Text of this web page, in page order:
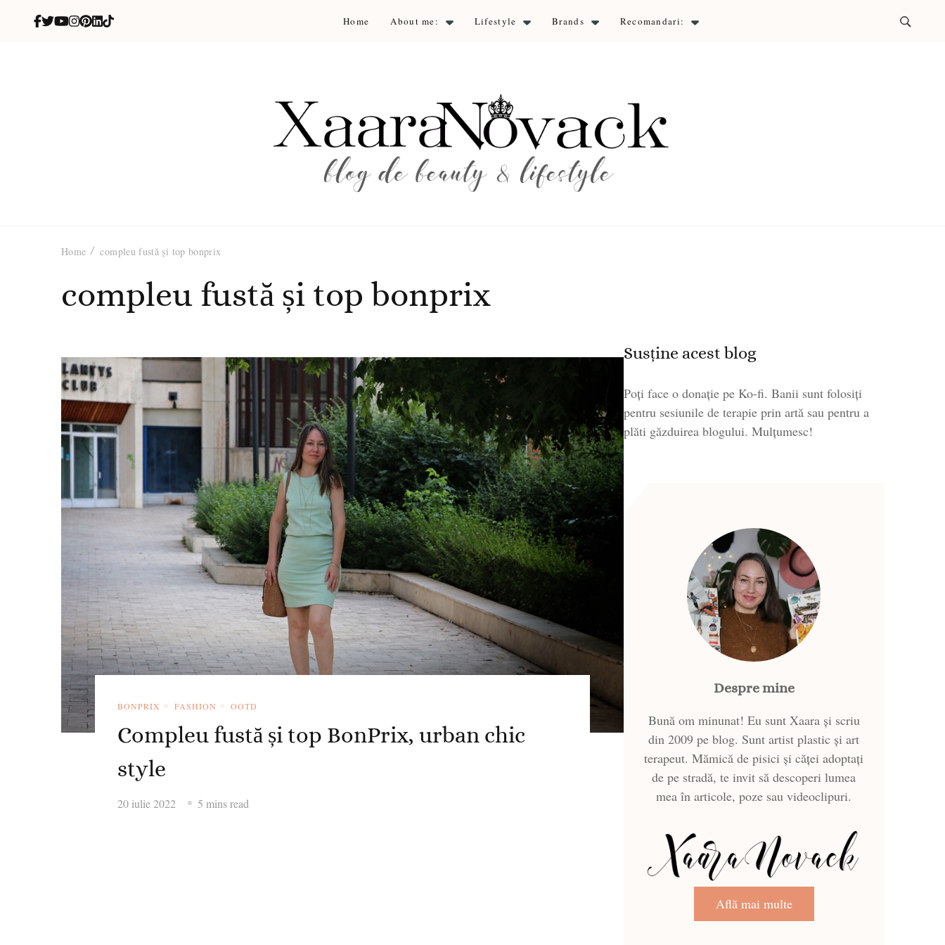
Home About me: Lifestyle Brands Recomandari:
Home compleu fustă și top bonprix
compleu fustă și top bonprix
BONPRIX FASHION OOTD
Compleu fustă și top BonPrix, urban chic
style
20 iulie 2022 5 mins read
Susține acest blog
Poți face o donație pe Ko-fi. Banii sunt folosiți
pentru sesiunile de terapie prin artă sau pentru a
plăti găzduirea blogului. Mulțumesc!
Despre mine
Bună om minunat! Eu sunt Xaara și scriu
din 2009 pe blog. Sunt artist plastic și art
terapeut. Mămică de pisici și căței adoptați
de pe stradă, te invit să descoperi lumea
mea în articole, poze sau videoclipuri.
Află mai multe